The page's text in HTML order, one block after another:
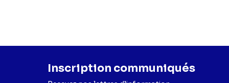
Inscription communiqués